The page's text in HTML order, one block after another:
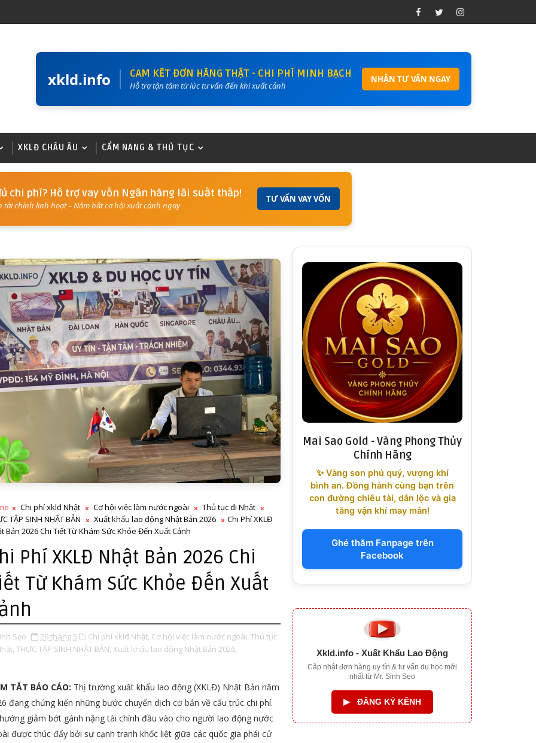
xkld.info CAM KẾT ĐƠN HÀNG THẬT - CHI PHÍ MINH BẠCH
Hỗ trợ tận tâm từ lúc tư vấn đến khi xuất cảnh
NHẬN TƯ VẤN NGAY
XKLĐ CHÂU ÂU CẨM NANG & THỦ TỤC
chi phí? Hỗ trợ vay vốn Ngân hàng lãi suất thấp!
tài chính linh hoạt – Nắm bắt cơ hội xuất cảnh ngay
TƯ VẤN VAY VỐN
Chi phí xklđ Nhật Cơ hội việc làm nước ngoài
Thủ tục đi Nhật
TẬP SINH NHẬT BẢN
Xuất khẩu lao động Nhật Bản 2026
Chi Phí XKLĐ
Bản 2026 Chi Tiết Từ Khám Sức Khỏe Đến Xuất Cảnh
Phí XKLĐ Nhật Bản 2026 Chi
Từ Khám Sức Khỏe Đến Xuất
Sẹo 26 tháng 5 Chi phí xklđ Nhật, Cơ hội việc làm nước ngoài, Thủ tục
THỰC TẬP SINH NHẬT BẢN, Xuất khẩu lao động Nhật Bản 2026,
TẮT BÁO CÁO: Thị trường xuất khẩu lao động (XKLĐ) Nhật Bản năm
đang chứng kiến những bước chuyển dịch cơ bản về cấu trúc chi phí.
giảm bớt gánh nặng tài chính đầu vào cho người lao động nước
được thúc đẩy bởi sự cạnh tranh khốc liệt giữa các quốc gia phái cử
Mai Sao Gold - Vàng Phong Thủy
Chính Hãng
✨ Vàng son phú quý, vượng khí
bình an. Đồng hành cùng bạn trên
con đường chiêu tài, dẫn lộc và gia
tăng vận khí may mắn!
Ghé thăm Fanpage trên
Facebook
Xkld.info - Xuất Khẩu Lao Động
Cập nhật đơn hàng uy tín & tư vấn du học mới
nhất từ Mr. Sinh Sẹo
▶ ĐĂNG KÝ KÊNH